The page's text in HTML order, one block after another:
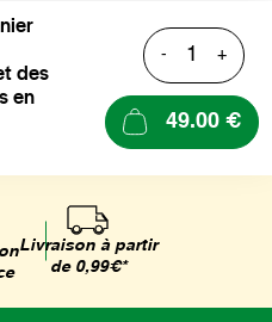
des
en
- +
49.00 €
Livraison à partir
de 0,99€*